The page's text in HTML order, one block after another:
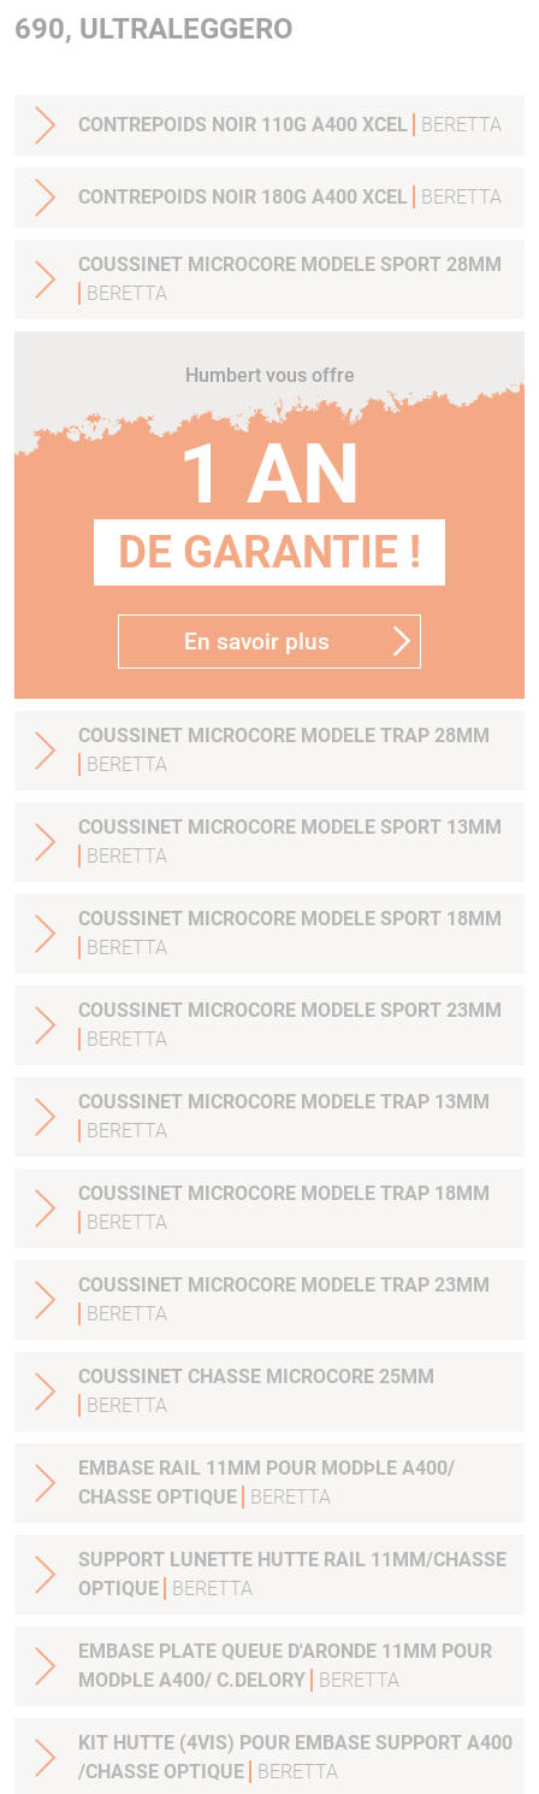
690, ULTRALEGGERO
CONTREPOIDS NOIR 110G A400 XCEL BERETTA
CONTREPOIDS NOIR 180G A400 XCEL BERETTA
COUSSINET MICROCORE MODELE SPORT 28MM
BERETTA
Humbert vous offre
1 AN
DE GARANTIE !
En savoir plus
COUSSINET MICROCORE MODELE TRAP 28MM
BERETTA
COUSSINET MICROCORE MODELE SPORT 13MM
BERETTA
COUSSINET MICROCORE MODELE SPORT 18MM
BERETTA
COUSSINET MICROCORE MODELE SPORT 23MM
BERETTA
COUSSINET MICROCORE MODELE TRAP 13MM
BERETTA
COUSSINET MICROCORE MODELE TRAP 18MM
BERETTA
COUSSINET MICROCORE MODELE TRAP 23MM
BERETTA
COUSSINET CHASSE MICROCORE 25MM
BERETTA
EMBASE RAIL 11MM POUR MODÞLE A400/
CHASSE OPTIQUE
BERETTA
SUPPORT LUNETTE HUTTE RAIL 11MM/CHASSE
OPTIQUE
BERETTA
EMBASE PLATE QUEUE D'ARONDE 11MM POUR
MODÞLE A400/ C.DELORY
BERETTA
KIT HUTTE (4VIS) POUR EMBASE SUPPORT A400
/CHASSE OPTIQUE
BERETTA